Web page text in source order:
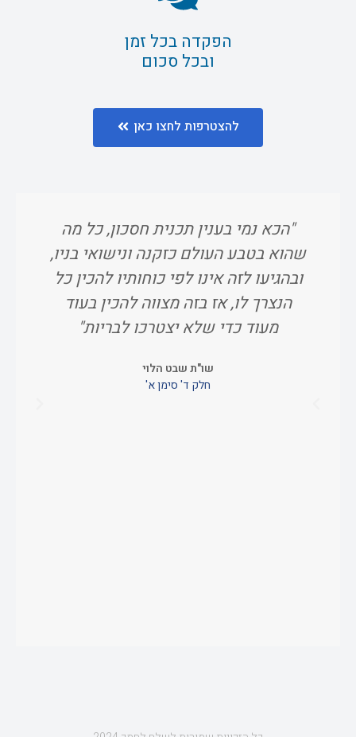
הפקדה בכל זמן
ובכל סכום
להצטרפות לחצו כאן
"הכא נמי בענין תכנית חסכון, כל מה
שהוא בטבע העולם כזקנה ונישואי בניו,
ובהגיעו לזה אינו לפי כוחותיו להכין כל
הנצרך לו, אז בזה מצווה להכין בעוד
מעוד כדי שלא יצטרכו לבריות"
שו"ת שבט הלוי
חלק ד' סימן א'